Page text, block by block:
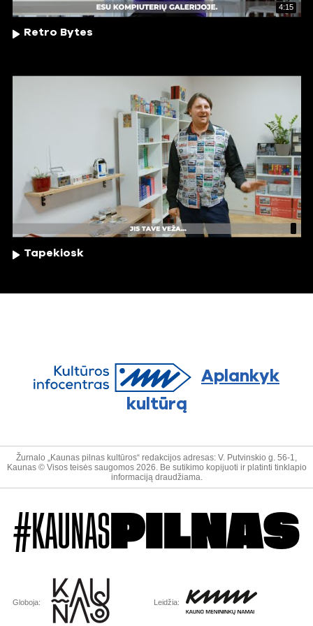
4:15
Retro Bytes
Tapekiosk
Aplankyk
kultūrą
Žurnalo „Kaunas pilnas kultūros“ redakcijos adresas: V. Putvinskio g. 56-1,
Kaunas © Visos teisės saugomos 2026. Be sutikimo kopijuoti ir platinti tinklapio
informaciją draudžiama.
#KAUNAS PILNAS
Globoja: Leidžia: